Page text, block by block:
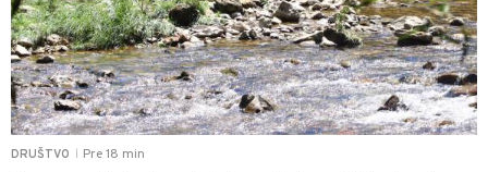
DRUŠTVO Pre 18 min